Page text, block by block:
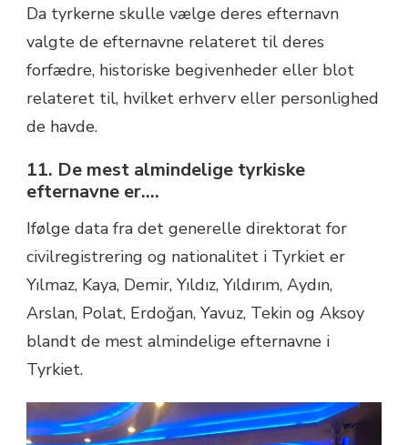
Da tyrkerne skulle vælge deres efternavn
valgte de efternavne relateret til deres
forfædre, historiske begivenheder eller blot
relateret til, hvilket erhverv eller personlighed
de havde.
11. De mest almindelige tyrkiske
efternavne er….
Ifølge data fra det generelle direktorat for
civilregistrering og nationalitet i Tyrkiet er
Yılmaz, Kaya, Demir, Yıldız, Yıldırım, Aydın,
Arslan, Polat, Erdoğan, Yavuz, Tekin og Aksoy
blandt de mest almindelige efternavne i
Tyrkiet.